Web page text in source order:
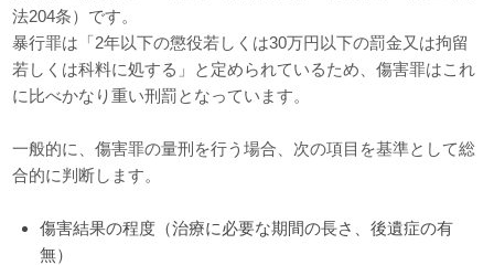
法204条）です。
暴行罪は「2年以下の懲役若しくは30万円以下の罰金又は拘留
若しくは科料に処する」と定められているため、傷害罪はこれ
に比べかなり重い刑罰となっています。
一般的に、傷害罪の量刑を行う場合、次の項目を基準として総
合的に判断します。
傷害結果の程度（治療に必要な期間の長さ、後遺症の有
無）